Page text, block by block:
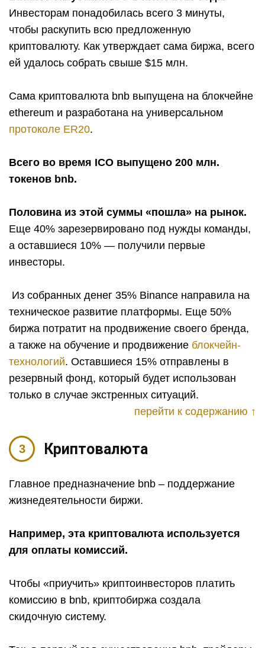
Инвесторам понадобилась всего 3 минуты,
чтобы раскупить всю предложенную
криптовалюту. Как утверждает сама биржа, всего
ей удалось собрать свыше $15 млн.
Сама криптовалюта bnb выпущена на блокчейне
ethereum и разработана на универсальном
протоколе ER20.
Всего во время ICO выпущено 200 млн.
токенов bnb.
Половина из этой суммы «пошла» на рынок.
Еще 40% зарезервировано под нужды команды,
а оставшиеся 10% — получили первые
инвесторы.
Из собранных денег 35% Binance направила на
техническое развитие платформы. Еще 50%
биржа потратит на продвижение своего бренда,
а также на обучение и продвижение блокчейн-
технологий. Оставшиеся 15% отправлены в
резервный фонд, который будет использован
только в случае экстренных ситуаций.
перейти к содержанию ↑
Криптовалюта
Главное предназначение bnb – поддержание
жизнедеятельности биржи.
Например, эта криптовалюта используется
для оплаты комиссий.
Чтобы «приучить» криптоинвесторов платить
комиссию в bnb, криптобиржа создала
скидочную систему.